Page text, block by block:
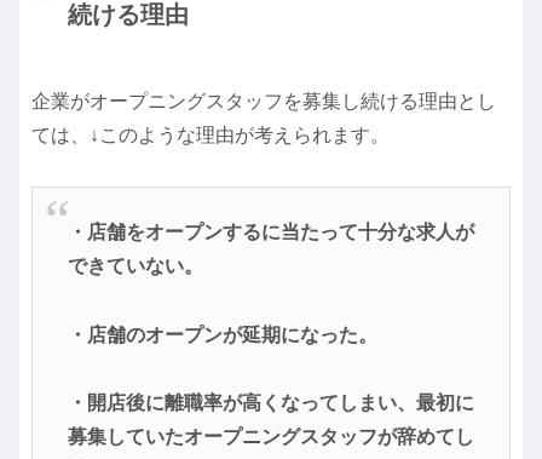
続ける理由
企業がオープニングスタッフを募集し続ける理由とし
ては、↓このような理由が考えられます。
・店舗をオープンするに当たって十分な求人が
できていない。
・店舗のオープンが延期になった。
・開店後に離職率が高くなってしまい、最初に
募集していたオープニングスタッフが辞めてし